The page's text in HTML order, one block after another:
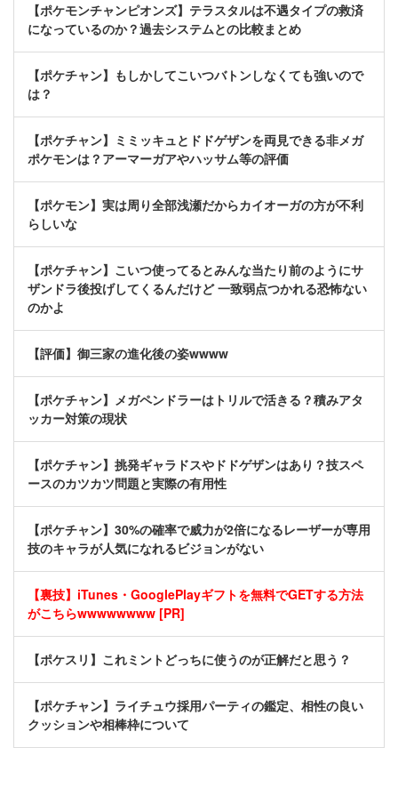
【ポケモンチャンピオンズ】テラスタルは不遇タイプの救済
になっているのか？過去システムとの比較まとめ
【ポケチャン】もしかしてこいつバトンしなくても強いので
は？
【ポケチャン】ミミッキュとドドゲザンを両見できる非メガ
ポケモンは？アーマーガアやハッサム等の評価
【ポケモン】実は周り全部浅瀬だからカイオーガの方が不利
らしいな
【ポケチャン】こいつ使ってるとみんな当たり前のようにサ
ザンドラ後投げしてくるんだけど 一致弱点つかれる恐怖ない
のかよ
【評価】御三家の進化後の姿wwww
【ポケチャン】メガペンドラーはトリルで活きる？積みアタ
ッカー対策の現状
【ポケチャン】挑発ギャラドスやドドゲザンはあり？技スペ
ースのカツカツ問題と実際の有用性
【ポケチャン】30%の確率で威力が2倍になるレーザーが専用
技のキャラが人気になれるビジョンがない
【裏技】iTunes・GooglePlayギフトを無料でGETする方法
がこちらwwwwwwww [PR]
【ポケスリ】これミントどっちに使うのが正解だと思う？
【ポケチャン】ライチュウ採用パーティの鑑定、相性の良い
クッションや相棒枠について